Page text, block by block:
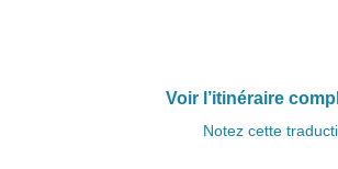
Voir l’itinéraire
Notez cette